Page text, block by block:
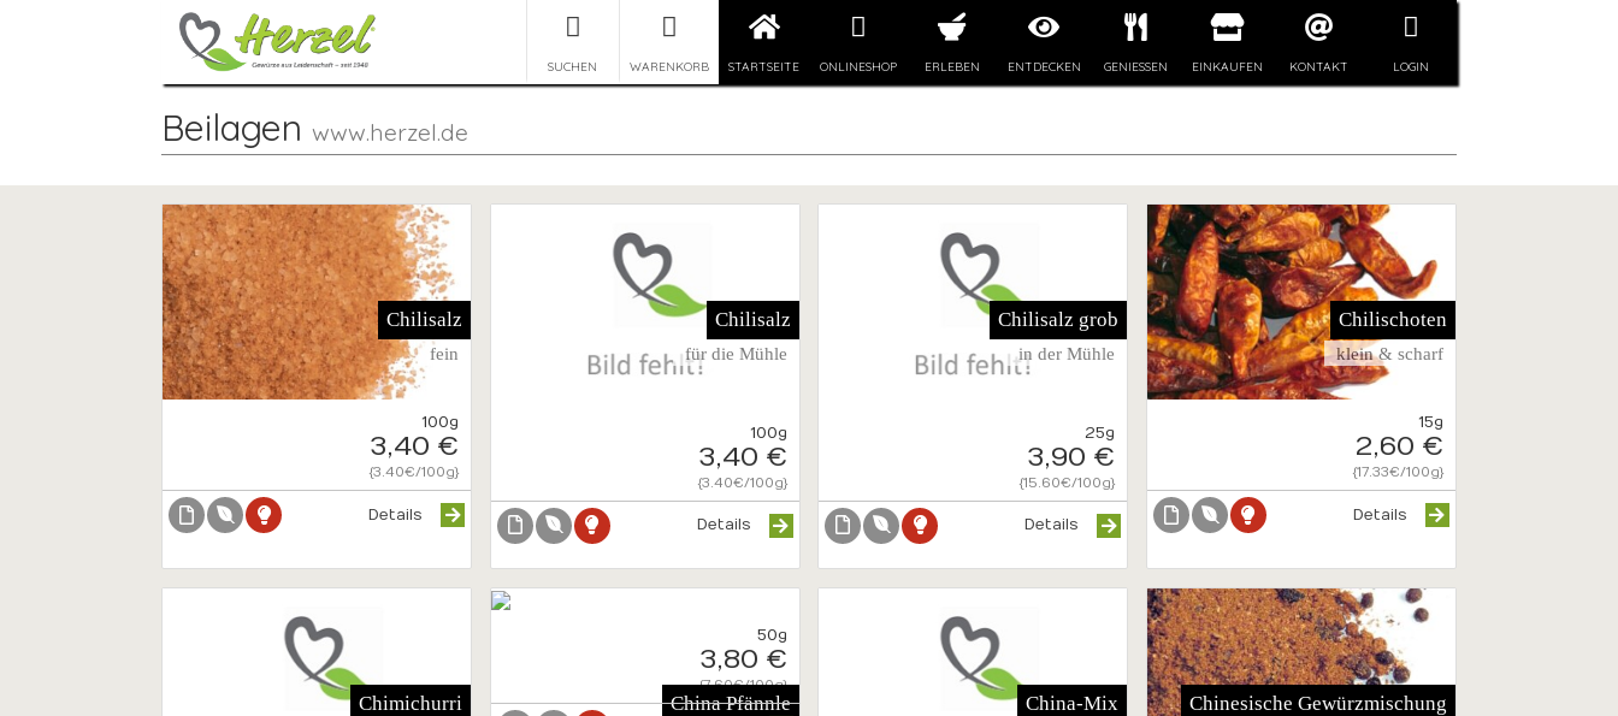
SUCHEN WARENKORB STARTSEITE ONLINESHOP ERLEBEN ENTDECKEN GENIESSEN EINKAUFEN KONTAKT LOGIN
Beilagenwww.herzel.de
Chilisalz
fein
100g
3,40 €
{3.40€/100g}
Details
Chilisalz
für die Mühle
100g
3,40 €
{3.40€/100g}
Details
Chilisalz grob
in der Mühle
25g
3,90 €
{15.60€/100g}
Details
Chilischoten
klein & scharf
15g
2,60 €
{17.33€/100g}
Details
Chimichurri China Pfännle
50g
3,80 €
{7.60€/100g}
China-Mix Chinesische Gewürzmischung